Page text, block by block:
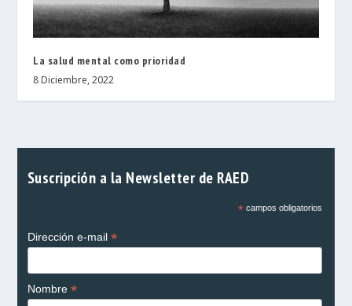
La salud mental como prioridad
8 Diciembre, 2022
Suscripción a la Newsletter de RAED
*campos obligatorios
Dirección e-mail *
Nombre *